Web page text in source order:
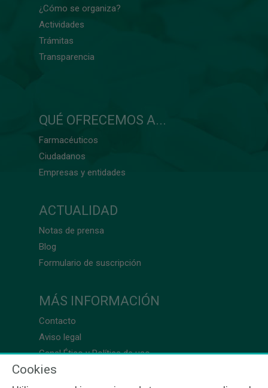
¿Cómo se organiza?
Actividades
Trámitas
Transparencia
QUÉ OFRECEMOS A...
Farmacéuticos
Ciudadanos
Empresas y entidades
ACTUALIDAD
Notas de prensa
Blog
Formulario de suscripción
MÁS INFORMACIÓN
Contacto
Aviso legal
Canal Ético y Política de uso
Cookies